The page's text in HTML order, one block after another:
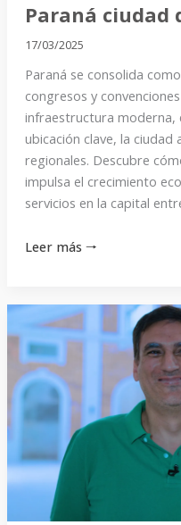
Paraná ciudad
17/03/2025
Paraná se consolida
congresos y
infraestructura moderna,
ubicación clave, la
regionales. Descubre
impulsa el crecimiento
servicios en la capital
Leer más 🠒
«Trabajamos
para
conseguir
trabajo,
salimos
buscar
mercado»